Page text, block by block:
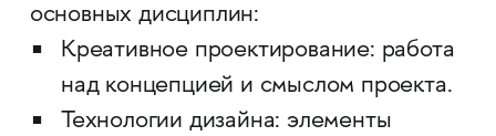
основных дисциплин:
Креативное проектирование: работа
над концепцией и смыслом проекта.
Технологии дизайна: элементы